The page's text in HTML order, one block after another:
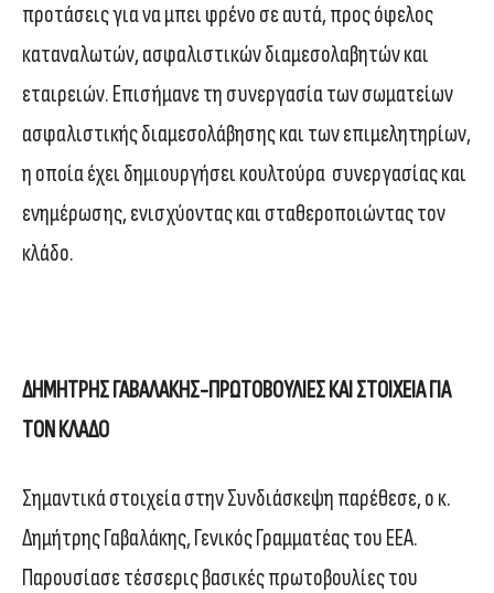
προτάσεις για να μπει φρένο σε αυτά, προς όφελος
καταναλωτών, ασφαλιστικών διαμεσολαβητών και
εταιρειών. Επισήμανε τη συνεργασία των σωματείων
ασφαλιστικής διαμεσολάβησης και των επιμελητηρίων,
η οποία έχει δημιουργήσει κουλτούρα συνεργασίας και
ενημέρωσης, ενισχύοντας και σταθεροποιώντας τον
κλάδο.
ΔΗΜΗΤΡΗΣ ΓΑΒΑΛΑΚΗΣ-ΠΡΩΤΟΒΟΥΛΙΕΣ ΚΑΙ ΣΤΟΙΧΕΙΑ ΓΙΑ
ΤΟΝ ΚΛΑΔΟ
Σημαντικά στοιχεία στην Συνδιάσκεψη παρέθεσε, ο κ.
Δημήτρης Γαβαλάκης, Γενικός Γραμματέας του ΕΕΑ.
Παρουσίασε τέσσερις βασικές πρωτοβουλίες του